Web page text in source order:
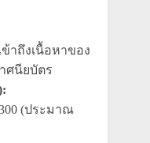
ข้าถึงเนื้อหาของ
ศนียบัตร
(ประมาณ